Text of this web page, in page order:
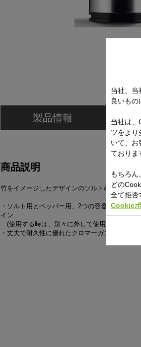
製品情報
商品説明
竹をイメージしたデザインのソルト&ペッパー入
・ソルト用とペッパー用、2つの容器をドッキ
イン
(使用する時は、別々に外して使用します)
・丈夫で耐久性に優れたクロマーガンステンレ
当社、当
良いも
当社は、
ツをより
いて、お
ておりま
もちろん
どの
全て拒否
Cookie